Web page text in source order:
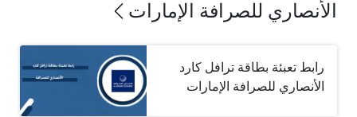
الأنصاري للصرافة الإمارات
رابط تعبئة بطاقة ترافل كارد
الأنصاري للصرافة الإمارات